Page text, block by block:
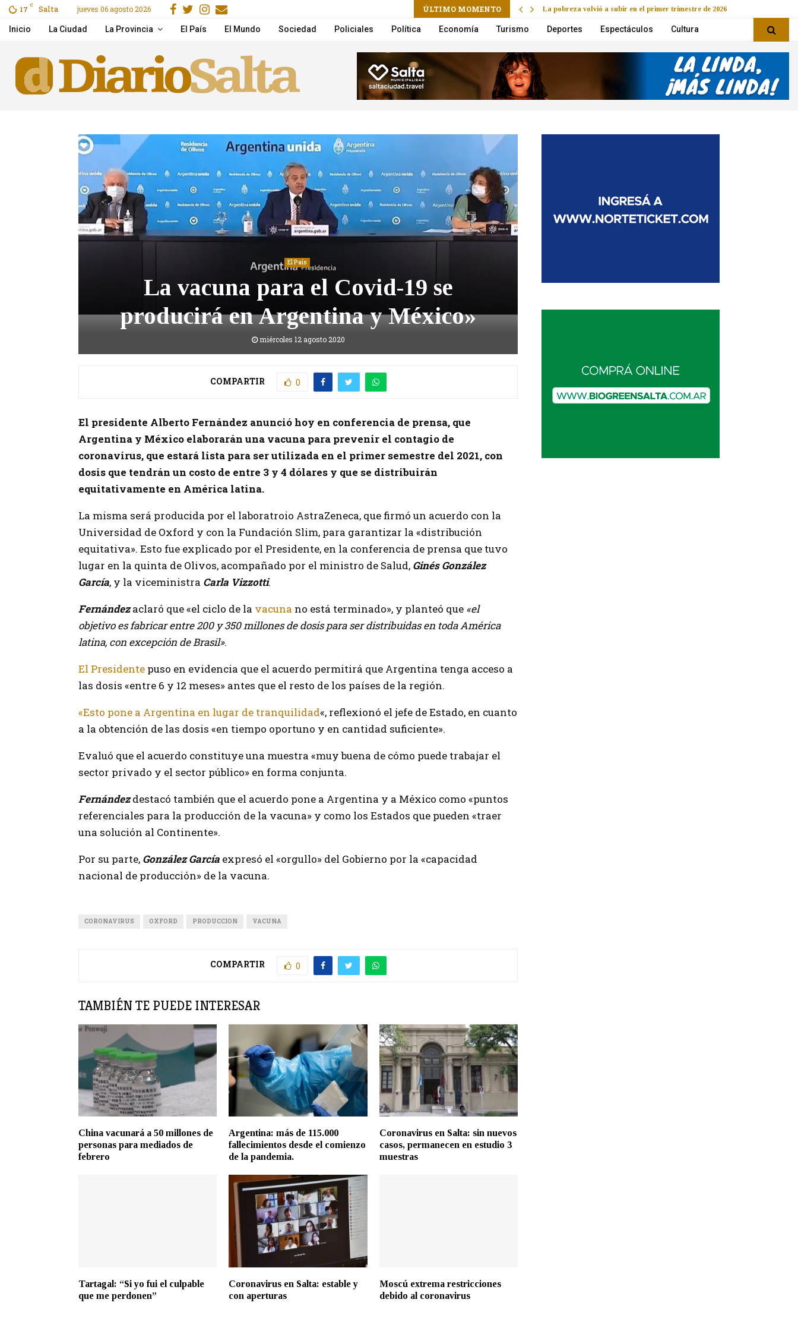
17 C Salta jueves 06 agosto 2026 ÚLTIMO MOMENTO
un choque en Cerrillos Pichetto aseguró que Victoria Villarruel será candidata a presidenta La pobreza volvió a subir en el primer trimestre de 2026
Facebook
Gorjeo
Instagram
Email
Inicio La Ciudad La Provincia El País El Mundo Sociedad Policiales Política Economía Turismo Deportes Espectáculos Cultura
El País
La vacuna para el Covid-19 se
producirá en Argentina y México»
miércoles 12 agosto 2020
COMPARTIR 0
El presidente Alberto Fernández anunció hoy en conferencia de prensa, que
Argentina y México elaborarán una vacuna para prevenir el contagio de
coronavirus, que estará lista para ser utilizada en el primer semestre del 2021, con
dosis que tendrán un costo de entre 3 y 4 dólares y que se distribuirán
equitativamente en América latina.
La misma será producida por el laboratroio AstraZeneca, que firmó un acuerdo con la
Universidad de Oxford y con la Fundación Slim, para garantizar la «distribución
equitativa». Esto fue explicado por el Presidente, en la conferencia de prensa que tuvo
lugar en la quinta de Olivos, acompañado por el ministro de Salud, Ginés González
García, y la viceministra Carla Vizzotti.
Fernándezaclaró que «el ciclo de la vacuna no está terminado», y planteó que «el
objetivo es fabricar entre 200 y 350 millones de dosis para ser distribuidas en toda América
latina, con excepción de Brasil».
El Presidente puso en evidencia que el acuerdo permitirá que Argentina tenga acceso a
las dosis «entre 6 y 12 meses» antes que el resto de los países de la región.
«Esto pone a Argentina en lugar de tranquilidad«, reflexionó el jefe de Estado, en cuanto
a la obtención de las dosis «en tiempo oportuno y en cantidad suficiente».
Evaluó que el acuerdo constituye una muestra «muy buena de cómo puede trabajar el
sector privado y el sector público» en forma conjunta.
Fernándezdestacó también que el acuerdo pone a Argentina y a México como «puntos
referenciales para la producción de la vacuna» y como los Estados que pueden «traer
una solución al Continente».
Por su parte, González García expresó el «orgullo» del Gobierno por la «capacidad
nacional de producción» de la vacuna.
CORONAVIRUS OXFORD PRODUCCION VACUNA
COMPARTIR 0
TAMBIÉN TE PUEDE INTERESAR
China vacunará a 50 millones de
personas para mediados de
febrero
Argentina: más de 115.000
fallecimientos desde el comienzo
de la pandemia.
Coronavirus en Salta: sin nuevos
casos, permanecen en estudio 3
muestras
Tartagal: “Si yo fui el culpable
que me perdonen”
Coronavirus en Salta: estable y
con aperturas
Moscú extrema restricciones
debido al coronavirus